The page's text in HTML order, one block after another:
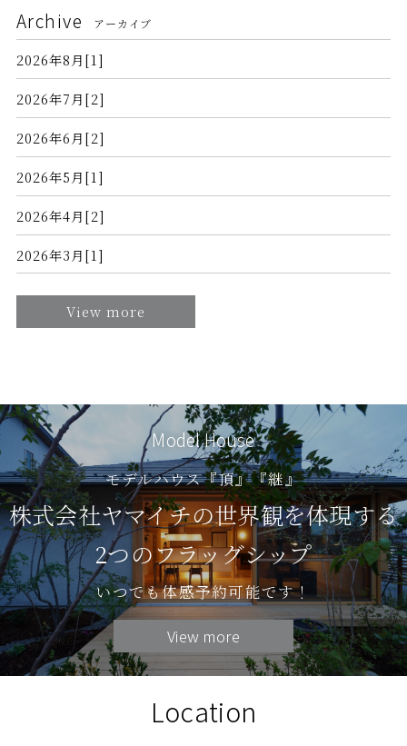
Archive アーカイブ
2026年8月[1]
2026年7月[2]
2026年6月[2]
2026年5月[1]
2026年4月[2]
2026年3月[1]
View more
Model House
モデルハウス『頂』『継』
株式会社ヤマイチの世界観を体現する
2つのフラッグシップ
いつでも体感予約可能です！
View more
Location